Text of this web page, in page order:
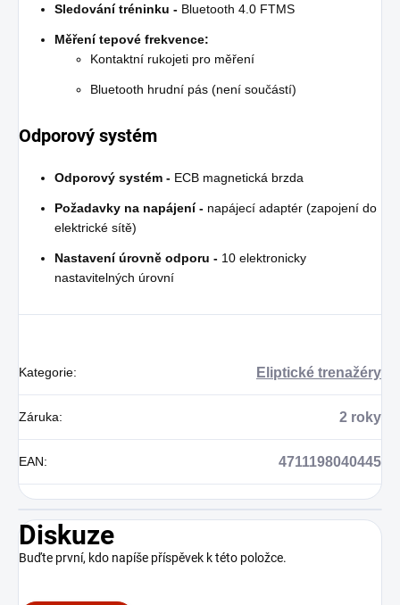
Sledování tréninku - Bluetooth 4.0 FTMS
Měření tepové frekvence:
Kontaktní rukojeti pro měření
Bluetooth hrudní pás (není součástí)
Odporový systém
Odporový systém - ECB magnetická brzda
Požadavky na napájení - napájecí adaptér (zapojení do
elektrické sítě)
Nastavení úrovně odporu - 10 elektronicky
nastavitelných úrovní
Kategorie: Eliptické trenažéry
Záruka: 2 roky
EAN: 4711198040445
Diskuze
Buďte první, kdo napíše příspěvek k této položce.